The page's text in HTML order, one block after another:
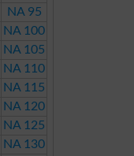
NA 95
NA 100
NA 105
NA 110
NA 115
NA 120
NA 125
NA 130